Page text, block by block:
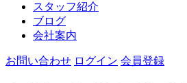
スタッフ紹介
ブログ
会社案内
お問い合わせ ログイン 会員登録